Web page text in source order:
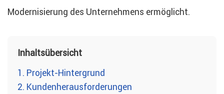
Modernisierung des Unternehmens ermöglicht.
Inhaltsübersicht
1. Projekt-Hintergrund
2. Kundenherausforderungen